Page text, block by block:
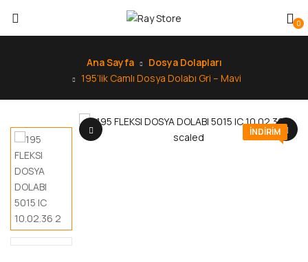
0
Ana Sayfa
Dosya Dolapları
195’lik Camlı Dosya Dolabı Gri – Mavi
INDIRIM